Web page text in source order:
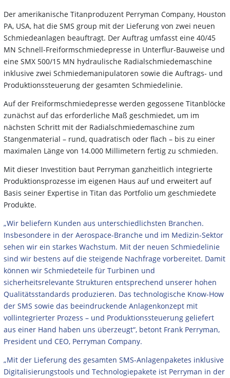
Der amerikanische Titanproduzent Perryman Company, Houston
PA, USA, hat die SMS group mit der Lieferung von zwei neuen
Schmiedeanlagen beauftragt. Der Auftrag umfasst eine 40/45
MN Schnell-Freiformschmiede­presse in Unterflur-Bauweise und
eine SMX 500/15 MN hydraulische Radialschmiedemaschine
inklusive zwei Schmiedemanipulatoren sowie die Auftrags- und
Produktionssteuerung der gesamten Schmiedelinie.
Auf der Freiformschmiedepresse werden gegossene Titanblöcke
zunächst auf das erforderliche Maß geschmiedet, um im
nächsten Schritt mit der Radialschmiedemaschine zum
Stangenmaterial – rund, quadratisch oder flach – bis zu einer
maximalen Länge von 14.000 Millimetern fertig zu schmieden.
Mit dieser Investition baut Perryman ganzheitlich integrierte
Produktionsprozesse im eigenen Haus auf und erweitert auf
Basis seiner Expertise in Titan das Portfolio um geschmiedete
Produkte.
„Wir beliefern Kunden aus unterschiedlichsten Branchen.
Insbesondere in der Aerospace-Branche und im Medizin-Sektor
sehen wir ein starkes Wachstum. Mit der neuen Schmiedelinie
sind wir bestens auf die steigende Nachfrage vorbereitet. Damit
können wir Schmiedeteile für Turbinen und
sicherheitsrelevante Strukturen entsprechend unserer hohen
Qualitäts­standards produzieren. Das technologische Know-How
der SMS sowie das beeindruckende Anlagenkonzept mit
vollintegrierter Prozess – und Produktionssteuerung geliefert
aus einer Hand haben uns überzeugt“, betont Frank Perryman,
President und CEO, Perryman Company.
„Mit der Lieferung des gesamten SMS-Anlagenpaketes inklusive
Digitalisierungstools und Technologiepakete ist Perryman in der